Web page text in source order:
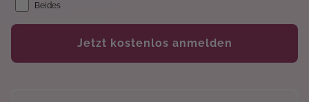
Beides
Jetzt kostenlos anmelden